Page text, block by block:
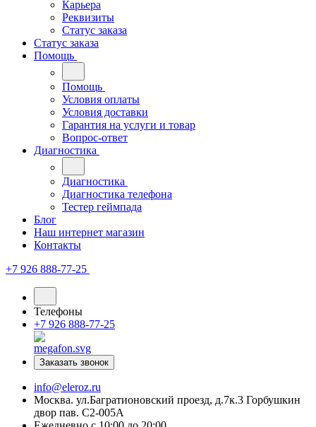
Карьера
Реквизиты
Статус заказа
Статус заказа
Помощь
Помощь
Условия оплаты
Условия доставки
Гарантия на услуги и товар
Вопрос-ответ
Диагностика
Диагностика
Диагностика телефона
Тестер геймпада
Блог
Наш интернет магазин
Контакты
+7 926 888-77-25
Телефоны
+7 926 888-77-25
Заказать звонок
info@eleroz.ru
Москва. ул.Багратионовский проезд, д.7к.3 Горбушкин
двор пав. C2-005A